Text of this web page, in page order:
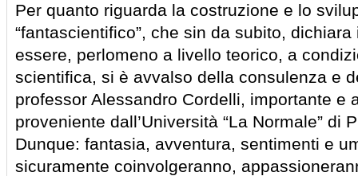
Per quanto riguarda la costruzione e lo
“fantascientifico”, che sin da subito,
essere, perlomeno a livello teorico, a
scientifica, si è avvalso della consulenza e
professor Alessandro Cordelli, importante e
proveniente dall’Università “La Normale” di
Dunque: fantasia, avventura, sentimenti e
sicuramente coinvolgeranno,